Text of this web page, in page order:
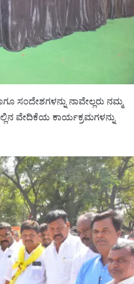
ಸಂದೇಶಗಳನ್ನು ನಾವೇಲ್ಲರು ನಮ್ಮ
ವೇದಿಕೆಯ ಕಾರ್ಯಕ್ರಮಗಳನ್ನು